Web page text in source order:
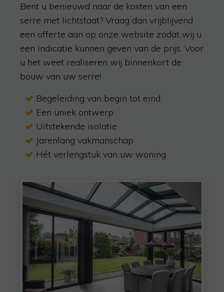
Bent u benieuwd naar de kosten van een
serre met lichtstaat? Vraag dan vrijblijvend
een offerte aan op onze website zodat wij u
een indicatie kunnen geven van de prijs. Voor
u het weet realiseren wij binnenkort de
bouw van uw serre!
Begeleiding van begin tot eind
Een uniek ontwerp
Uitstekende isolatie
Jarenlang vakmanschap
Hét verlengstuk van uw woning